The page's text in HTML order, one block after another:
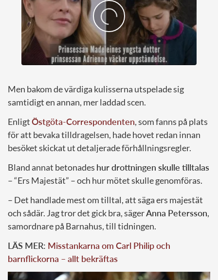
Men bakom de värdiga kulisserna utspelade sig
samtidigt en annan, mer laddad scen.
EnligtÖstgöta-Correspondenten, som fanns på plats
för att bevaka tilldragelsen, hade hovet redan innan
besöket skickat ut detaljerade förhållningsregler.
Bland annat betonades hur drottningen skulle tilltalas
– “Ers Majestät” – och hur mötet skulle genomföras.
– Det handlade mest om tilltal, att säga ers majestät
och sådär. Jag tror det gick bra, sägerAnna Petersson,
samordnare på Barnahus, till tidningen.
LÄS MER: Misstankarna om Carl Philip och
barnflickorna – allt bekräftas